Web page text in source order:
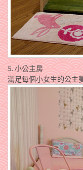
5. 小公主房
滿足每個小女生的公主